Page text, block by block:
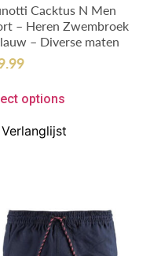
Cacktus N Men
– Heren Zwembroek
– Diverse maten
options
Verlanglijst